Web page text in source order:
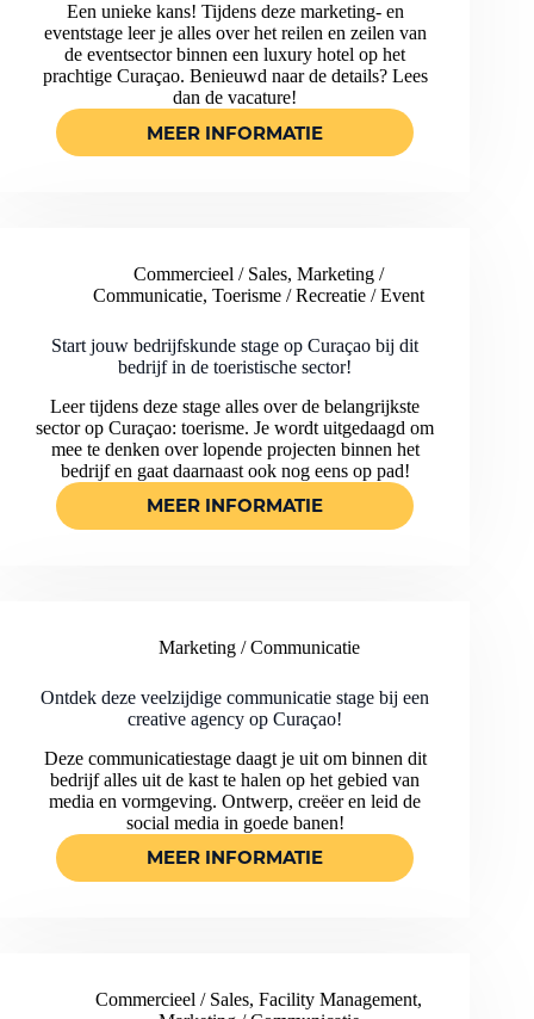
Een unieke kans! Tijdens deze marketing- en
eventstage leer je alles over het reilen en zeilen van
de eventsector binnen een luxury hotel op het
prachtige Curaçao. Benieuwd naar de details? Lees
dan de vacature!
MEER INFORMATIE
START
HOTEL
OP
Commercieel / Sales,Marketing /
Communicatie,Toerisme / Recreatie / Event
Start jouw bedrijfskunde stage op Curaçao bij dit
bedrijf in de toeristische sector!
Leer tijdens deze stage alles over de belangrijkste
sector op Curaçao: toerisme. Je wordt uitgedaagd om
mee te denken over lopende projecten binnen het
bedrijf en gaat daarnaast ook nog eens op pad!
MEER INFORMATIE
START
BIJ
BEDRIJF
IN
TOERISTISCHE
SECTOR!
Marketing / Communicatie
Ontdek deze veelzijdige communicatie stage bij een
creative agency op Curaçao!
Deze communicatiestage daagt je uit om binnen dit
bedrijf alles uit de kast te halen op het gebied van
media en vormgeving. Ontwerp, creëer en leid de
social media in goede banen!
MEER INFORMATIE
ONTDEK
EEN
Commercieel / Sales,Facility Management,